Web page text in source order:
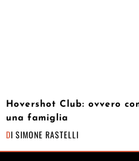
Hovershot Club: ovvero
una famiglia
DI SIMONE RASTELLI